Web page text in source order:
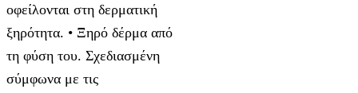
οφείλονται στη δερματική
ξηρότητα. • Ξηρό δέρμα από
τη φύση του. Σχεδιασμένη
σύμφωνα με τις